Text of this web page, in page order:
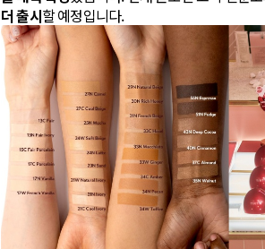
더 출시할 예정입니다.